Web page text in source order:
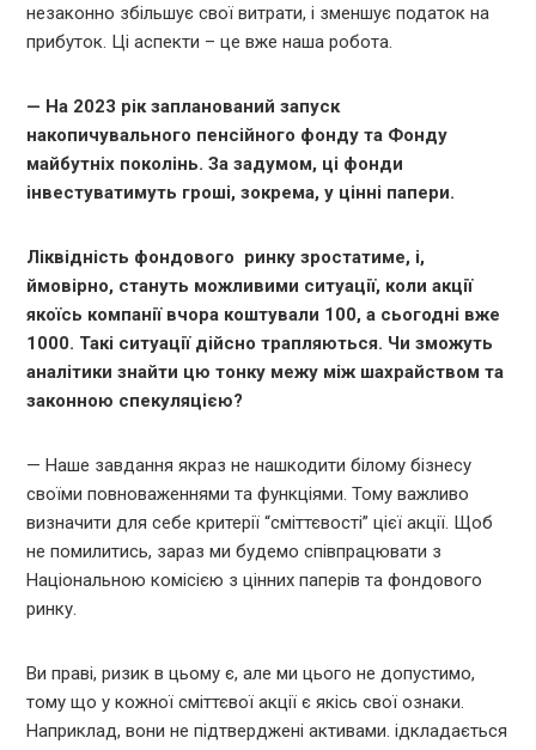
незаконно збільшує свої витрати, і зменшує податок на
прибуток. Ці аспекти – це вже наша робота.
— На 2023 рік запланований запуск
накопичувального пенсійного фонду та Фонду
майбутніх поколінь. За задумом, ці фонди
інвестуватимуть гроші, зокрема, у цінні папери.
Ліквідність фондового ринку зростатиме, і,
ймовірно, стануть можливими ситуації, коли акції
якоїсь компанії вчора коштували 100, а сьогодні вже
1000. Такі ситуації дійсно трапляються. Чи зможуть
аналітики знайти цю тонку межу між шахрайством та
законною спекуляцією?
— Наше завдання якраз не нашкодити білому бізнесу
своїми повноваженнями та функціями. Тому важливо
визначити для себе критерії “сміттєвості” цієї акції. Щоб
не помилитись, зараз ми будемо співпрацювати з
Національною комісією з цінних паперів та фондового
ринку.
Ви праві, ризик в цьому є, але ми цього не допустимо,
тому що у кожної сміттєвої акції є якісь свої ознаки.
Наприклад, вони не підтверджені активами. ідкладається